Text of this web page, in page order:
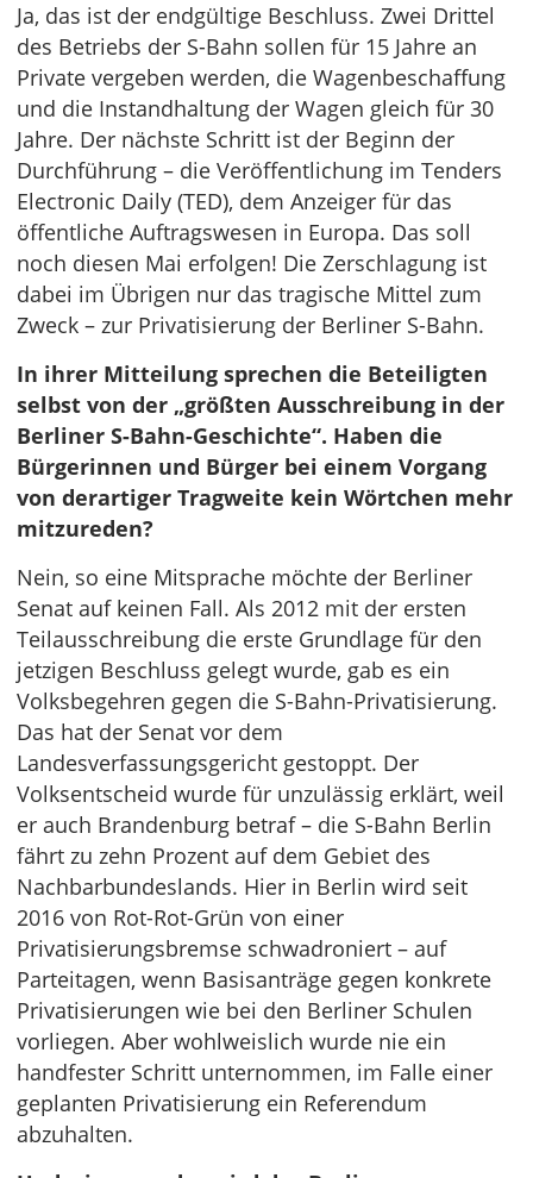
Ja, das ist der endgültige Beschluss. Zwei Drittel
des Betriebs der S-Bahn sollen für 15 Jahre an
Private vergeben werden, die Wagenbeschaffung
und die Instandhaltung der Wagen gleich für 30
Jahre. Der nächste Schritt ist der Beginn der
Durchführung – die Veröffentlichung im Tenders
Electronic Daily (TED), dem Anzeiger für das
öffentliche Auftragswesen in Europa. Das soll
noch diesen Mai erfolgen! Die Zerschlagung ist
dabei im Übrigen nur das tragische Mittel zum
Zweck – zur Privatisierung der Berliner S-Bahn.
In ihrer Mitteilung sprechen die Beteiligten
selbst von der „größten Ausschreibung in der
Berliner S-Bahn-Geschichte“. Haben die
Bürgerinnen und Bürger bei einem Vorgang
von derartiger Tragweite kein Wörtchen mehr
mitzureden?
Nein, so eine Mitsprache möchte der Berliner
Senat auf keinen Fall. Als 2012 mit der ersten
Teilausschreibung die erste Grundlage für den
jetzigen Beschluss gelegt wurde, gab es ein
Volksbegehren gegen die S-Bahn-Privatisierung.
Das hat der Senat vor dem
Landesverfassungsgericht gestoppt. Der
Volksentscheid wurde für unzulässig erklärt, weil
er auch Brandenburg betraf – die S-Bahn Berlin
fährt zu zehn Prozent auf dem Gebiet des
Nachbarbundeslands. Hier in Berlin wird seit
2016 von Rot-Rot-Grün von einer
Privatisierungsbremse schwadroniert – auf
Parteitagen, wenn Basisanträge gegen konkrete
Privatisierungen wie bei den Berliner Schulen
vorliegen. Aber wohlweislich wurde nie ein
handfester Schritt unternommen, im Falle einer
geplanten Privatisierung ein Referendum
abzuhalten.